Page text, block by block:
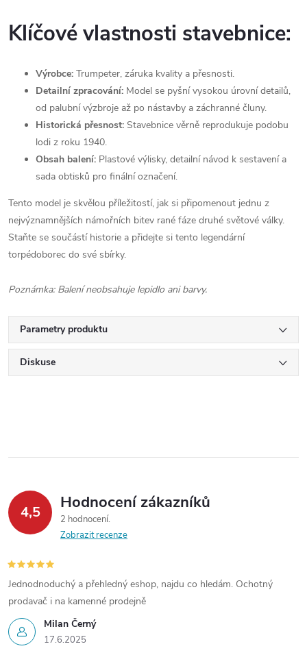
Klíčové vlastnosti stavebnice:
Výrobce: Trumpeter, záruka kvality a přesnosti.
Detailní zpracování: Model se pyšní vysokou úrovní detailů,
od palubní výzbroje až po nástavby a záchranné čluny.
Historická přesnost: Stavebnice věrně reprodukuje podobu
lodi z roku 1940.
Obsah balení: Plastové výlisky, detailní návod k sestavení a
sada obtisků pro finální označení.
Tento model je skvělou příležitostí, jak si připomenout jednu z
nejvýznamnějších námořních bitev rané fáze druhé světové války.
Staňte se součástí historie a přidejte si tento legendární
torpédoborec do své sbírky.
Poznámka: Balení neobsahuje lepidlo ani barvy.
Parametry produktu
Diskuse
4,5 Hodnocení zákazníků
2 hodnocení
Zobrazit recenze
Milan Černý
17.6.2025
Jednodnoduchý a přehledný eshop, najdu co hledám. Ochotný
prodavač i na kamenné prodejně